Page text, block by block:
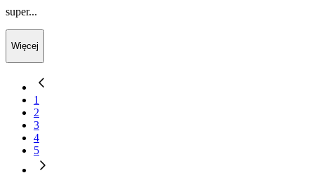
super...
Więcej
1
2
3
4
5